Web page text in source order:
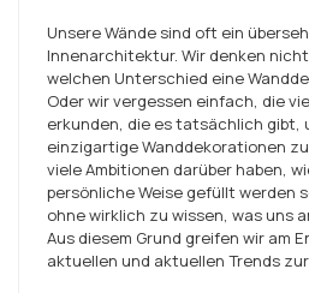
Unsere Wände sind oft ein
Innenarchitektur. Wir denken
welchen Unterschied eine
Oder wir vergessen einfach, die
erkunden, die es tatsächlich gibt,
einzigartige Wanddekorationen
viele Ambitionen darüber haben,
persönliche Weise gefüllt werden
ohne wirklich zu wissen, was uns
Aus diesem Grund greifen wir am
aktuellen und aktuellen Trends